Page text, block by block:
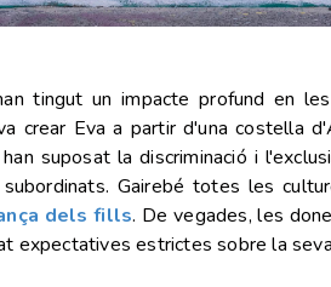
tingut un impacte profund en
crear Eva a partir d'una costella
suposat la discriminació i
Gairebé totes les
dels fills. De vegades, les
expectatives estrictes sobre la